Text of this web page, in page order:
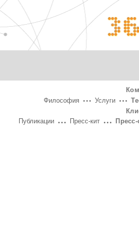
Услуги
Философия
Пресс-кит
Публикации